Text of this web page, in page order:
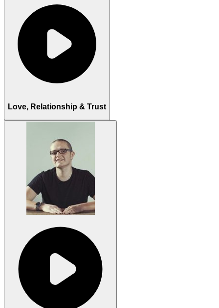
Love, Relationship & Trust